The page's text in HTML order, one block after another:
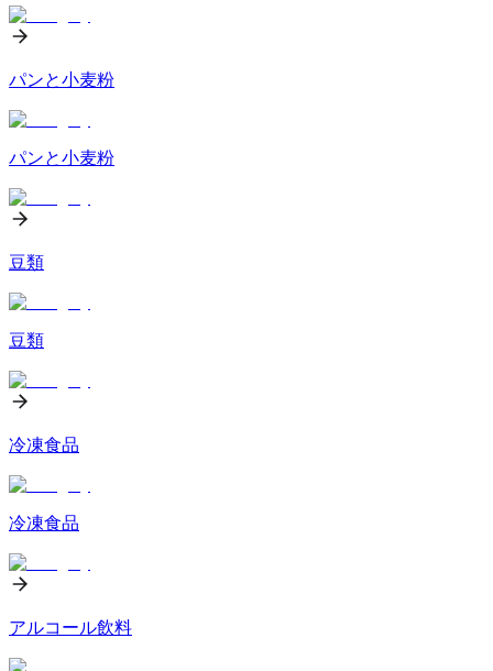
パンと小麦粉
パンと小麦粉
豆類
豆類
冷凍食品
冷凍食品
アルコール飲料